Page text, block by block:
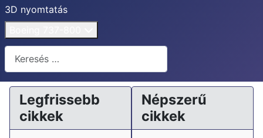
3D nyomtatás
Keresés...
Legfrissebb
cikkek
Népszerű
cikkek